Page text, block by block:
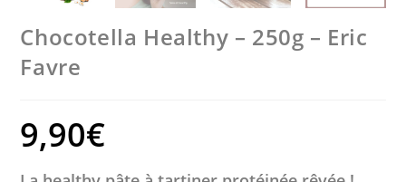
Chocotella Healthy – 250g – Eric
Favre
9,90€